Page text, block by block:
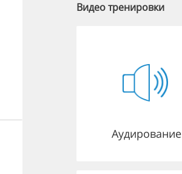
Видео тренировки
Аудирование